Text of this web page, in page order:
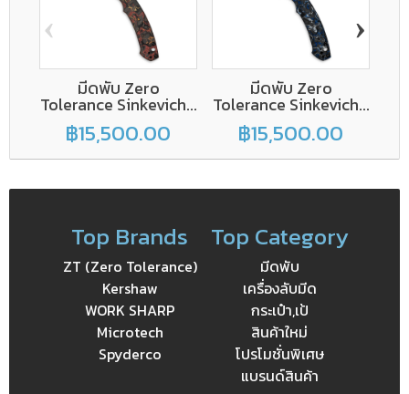
มีดพับ Zero
Tolerance Sinkevich...
฿15,500.00
มีดพับ Zero
Tolerance Sinkevich...
฿15,500.00
‹ ›
Top Brands
ZT (Zero Tolerance)
Kershaw
WORK SHARP
Microtech
Spyderco
Top Category
มีดพับ
เครื่องลับมีด
กระเป๋า,เป้
สินค้าใหม่
โปรโมชั่นพิเศษ
แบรนด์สินค้า